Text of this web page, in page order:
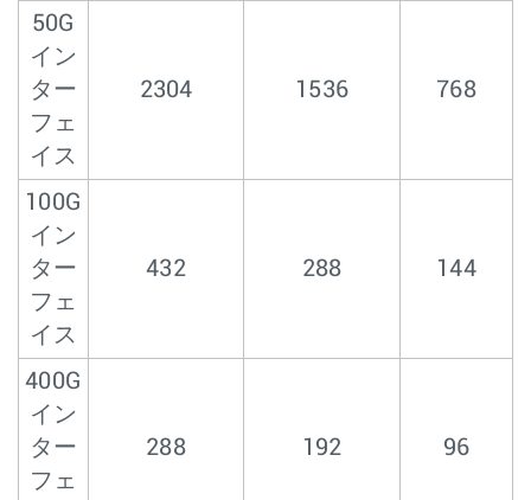
50G
イン
ター
フェ
イス
2304 1536 768
100G
イン
ター
フェ
イス
432 288 144
400G
イン
ター
フェ
288 192 96